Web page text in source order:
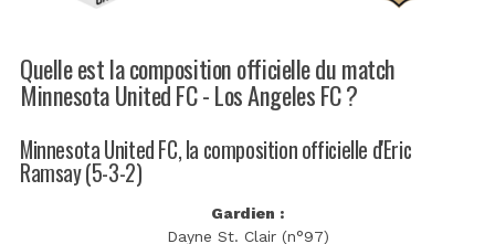
Quelle est la composition officielle du match
Minnesota United FC - Los Angeles FC ?
Minnesota United FC, la composition officielle d'Eric
Ramsay (5-3-2)
Gardien :
Dayne St. Clair (n°97)